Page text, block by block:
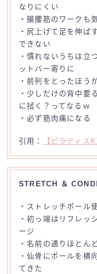
なりにくい
・腸腰筋のワークも
・尻上げて足を伸ば
できない
・慣れないうちは立
ットバー寄りに
・前列をとったほう
・少しだけの背中要
に拭く？ってなるｗ
・必ず筋肉痛になる
引用： 【ピラティス
STRETCH ＆
・ストレッチポール
・初っ端はリフレッ
ージ
・名前の通りほとん
・仙骨にポールを横
てきた